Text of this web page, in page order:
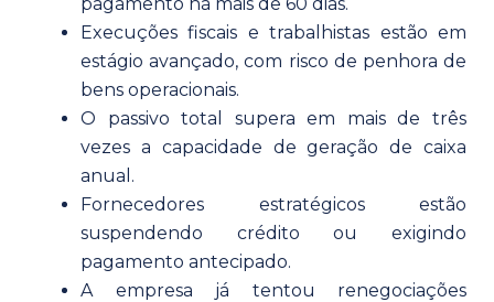
Execuções fiscais e trabalhistas estão em
estágio avançado, com risco de penhora de
bens operacionais.
O passivo total supera em mais de três
vezes a capacidade de geração de caixa
anual.
Fornecedores estratégicos estão
suspendendo crédito ou exigindo
pagamento antecipado.
A empresa já tentou renegociações